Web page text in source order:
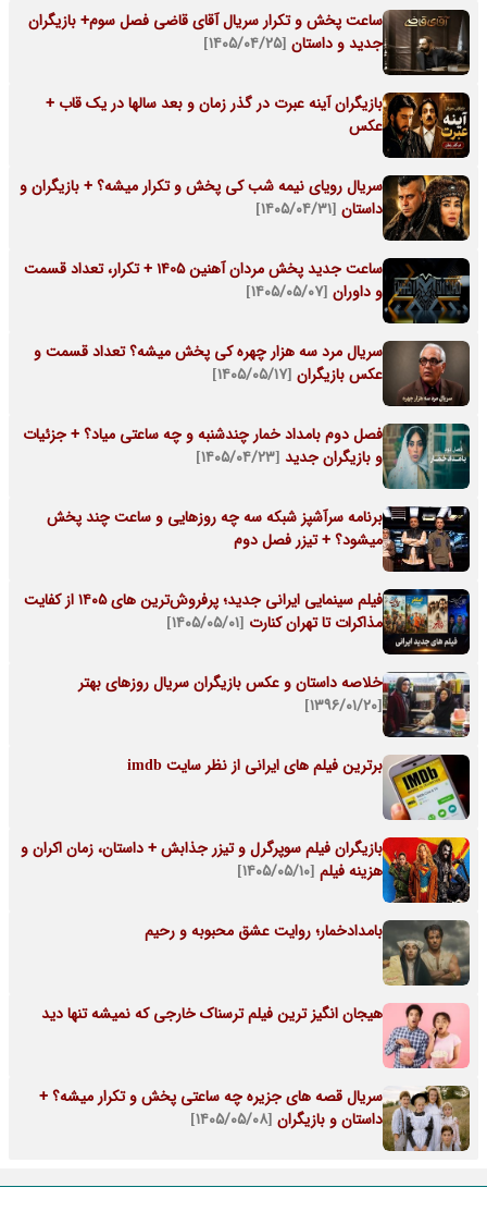
ساعت پخش و تکرار سریال آقای قاضی فصل سوم+ بازیگران
جدید و داستان [۱۴۰۵/۰۴/۲۵]
بازیگران آینه عبرت در گذر زمان و بعد سالها در یک قاب +
عکس
سریال رویای نیمه شب کی پخش و تکرار میشه؟ + بازیگران و
داستان [۱۴۰۵/۰۴/۳۱]
ساعت جدید پخش مردان آهنین 1405 + تکرار، تعداد قسمت
و داوران [۱۴۰۵/۰۵/۰۷]
سریال مرد سه هزار چهره کی پخش میشه؟ تعداد قسمت و
عکس بازیگران [۱۴۰۵/۰۵/۱۷]
فصل دوم بامداد خمار چندشنبه و چه ساعتی میاد؟ + جزئیات
و بازیگران جدید [۱۴۰۵/۰۴/۲۳]
برنامه سرآشپز شبکه سه چه روزهایی و ساعت چند پخش
میشود؟ + تیزر فصل دوم
فیلم سینمایی ایرانی جدید؛ پرفروش‌ترین های ۱۴۰۵ از کفایت
مذاکرات تا تهران کنارت [۱۴۰۵/۰۵/۰۱]
خلاصه داستان و عکس بازیگران سریال روزهای بهتر
[۱۳۹۶/۰۱/۲۰]
برترین فیلم های ایرانی از نظر سایت imdb
بازیگران فیلم سوپرگرل و تیزر جذابش + داستان، زمان اکران و
هزینه فیلم [۱۴۰۵/۰۵/۱۰]
بامدادخمار؛ روایت عشق محبوبه و رحیم
هیجان انگیز ترین فیلم ترسناک خارجی که نمیشه تنها دید
سریال قصه های جزیره چه ساعتی پخش و تکرار میشه؟ +
داستان و بازیگران [۱۴۰۵/۰۵/۰۸]